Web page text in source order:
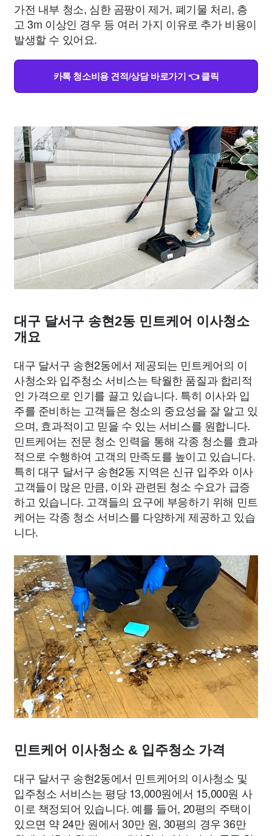
가전 내부 청소, 심한 곰팡이 제거, 폐기물 처리, 층
고 3m 이상인 경우 등 여러 가지 이유로 추가 비용이
발생할 수 있어요.
카톡 청소비용 견적/상담 바로가기 👈 클릭
대구 달서구 송현2동 민트케어 이사청소
개요
대구 달서구 송현2동에서 제공되는 민트케어의 이
사청소와 입주청소 서비스는 탁월한 품질과 합리적
인 가격으로 인기를 끌고 있습니다. 특히 이사와 입
주를 준비하는 고객들은 청소의 중요성을 잘 알고 있
으며, 효과적이고 믿을 수 있는 서비스를 원합니다.
민트케어는 전문 청소 인력을 통해 각종 청소를 효과
적으로 수행하여 고객의 만족도를 높이고 있습니다.
특히 대구 달서구 송현2동 지역은 신규 입주와 이사
고객들이 많은 만큼, 이와 관련된 청소 수요가 급증
하고 있습니다. 고객들의 요구에 부응하기 위해 민트
케어는 각종 청소 서비스를 다양하게 제공하고 있습
니다.
민트케어 이사청소 & 입주청소 가격
대구 달서구 송현2동에서 민트케어의 이사청소 및
입주청소 서비스는 평당 13,000원에서 15,000원 사
이로 책정되어 있습니다. 예를 들어, 20평의 주택이
있으면 약 24만 원에서 30만 원, 30평의 경우 36만